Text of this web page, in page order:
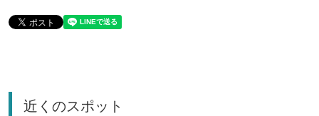
近くのスポット